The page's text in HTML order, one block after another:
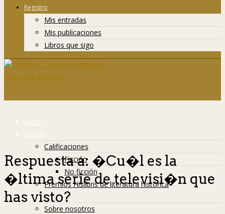
Registro
Mis entradas
Mis publicaciones
Libros que sigo
Inicio
Libros
Calificaciones
Ficción
No ficción
Premios Hislibris de literatura histórica
Info
Sobre nosotros
Respuesta a: �Cu�l es la
�ltima serie de televisi�n que
has visto?